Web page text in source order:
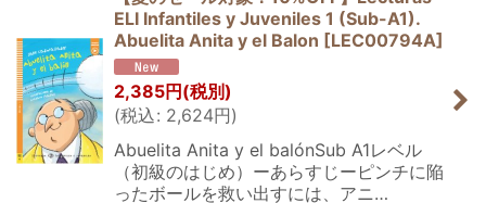
ELI Infantiles y Juveniles 1 (Sub-A1).
Abuelita Anita y el Balon [LEC00794A]
2,385円 (税別)
(税込: 2,624円)
Abuelita Anita y el balónSub A1レベル
（初級のはじめ）ーあらすじーピンチに陥
ったボールを救い出すには、アニ…